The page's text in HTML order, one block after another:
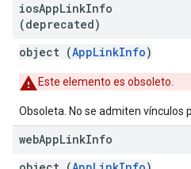
iosAppLinkInfo
(deprecated)
object (AppLinkInfo)
Este elemento es obsoleto.
Obsoleta. No se admiten vínculos
webAppLinkInfo